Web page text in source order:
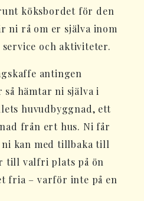
köksbordet för den
ni rå om er själva inom
och aktiviteter.
antingen
hämtar ni själva i
huvudbyggnad, ett
från ert hus. Ni får
kan med tillbaka till
till valfri plats på ön
fria – varför inte på en